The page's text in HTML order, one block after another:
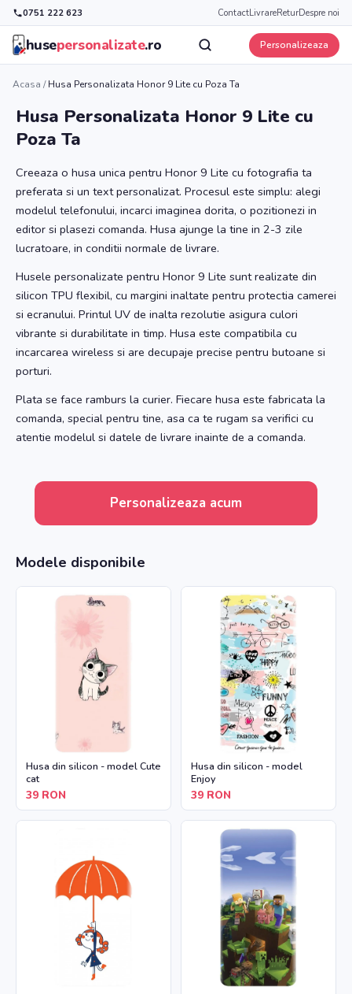
0751 222 623 ContactLivrareReturDespre noi
husepersonalizate.ro Personalizeaza
Acasa /Husa Personalizata Honor 9 Lite cu Poza Ta
Husa Personalizata Honor 9 Lite cu
Poza Ta
Creeaza o husa unica pentru Honor 9 Lite cu fotografia ta
preferata si un text personalizat. Procesul este simplu: alegi
modelul telefonului, incarci imaginea dorita, o pozitionezi in
editor si plasezi comanda. Husa ajunge la tine in 2-3 zile
lucratoare, in conditii normale de livrare.
Husele personalizate pentru Honor 9 Lite sunt realizate din
silicon TPU flexibil, cu margini inaltate pentru protectia camerei
si ecranului. Printul UV de inalta rezolutie asigura culori
vibrante si durabilitate in timp. Husa este compatibila cu
incarcarea wireless si are decupaje precise pentru butoane si
porturi.
Plata se face ramburs la curier. Fiecare husa este fabricata la
comanda, special pentru tine, asa ca te rugam sa verifici cu
atentie modelul si datele de livrare inainte de a comanda.
Personalizeaza acum
Modele disponibile
Husa din silicon - model Cute
cat
39 RON
Husa din silicon - model
Enjoy
39 RON